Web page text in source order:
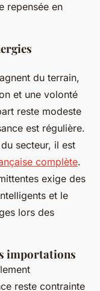
repensée en
du terrain,
et une volonté
reste modeste
est régulière.
secteur, il est
complète.
exige des
et le
lors des
importations
reste contrainte